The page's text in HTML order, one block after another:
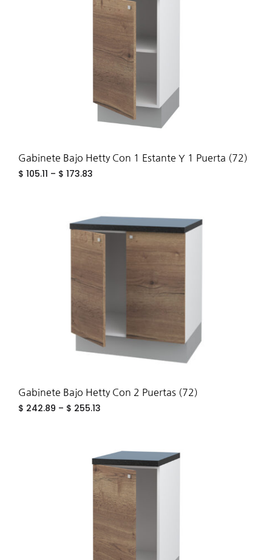
Gabinete Bajo Hetty Con 1 Estante Y 1 Puerta (72)
$ 105.11 – $ 173.83
Gabinete Bajo Hetty Con 2 Puertas (72)
$ 242.89 – $ 255.13